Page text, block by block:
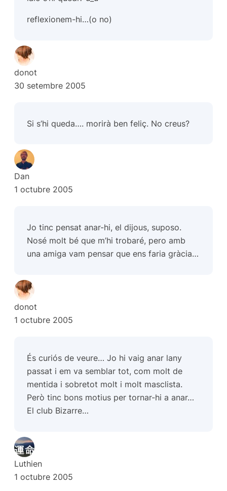
reflexionem-hi…(o no)
donot
30 setembre 2005
Si s’hi queda…. morirà ben feliç. No creus?
Dan
1 octubre 2005
Jo tinc pensat anar-hi, el dijous, suposo.
Nosé molt bé que m’hi trobaré, pero amb
unaamiga vam pensar que ens faria gràcia…
donot
1 octubre 2005
És curiós de veure… Jo hi vaig anar lany
passat i em va semblar tot, com molt de
mentida i sobretot molt i molt masclista.
Però tinc bons motius per tornar-hi a anar…
El club Bizarre…
Luthien
1 octubre 2005